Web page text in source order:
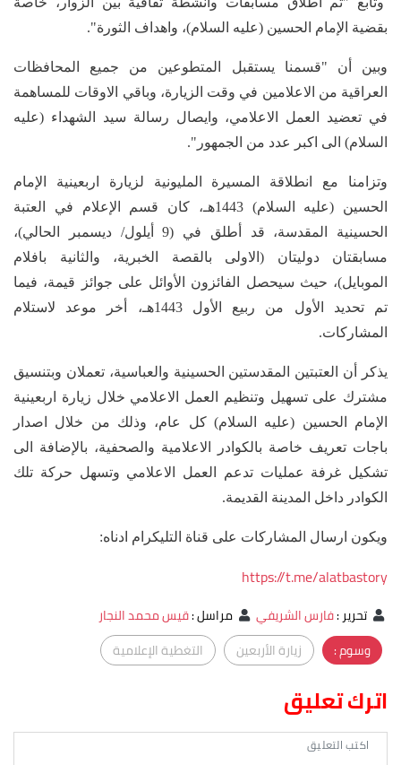
بقضية الإمام الحسين (عليه السلام)، واهداف الثورة".
وبين أن "قسمنا يستقبل المتطوعين من جميع المحافظات
العراقية من الاعلامين في وقت الزيارة، وباقي الاوقات للمساهمة
في تعضيد العمل الاعلامي، وايصال رسالة سيد الشهداء (عليه
السلام) الى اكبر عدد من الجمهور".
وتزامنا مع انطلاقة المسيرة المليونية لزيارة اربعينية الإمام
الحسين (عليه السلام) 1443هـ، كان قسم الإعلام في العتبة
الحسينية المقدسة، قد أطلق في (9 أيلول/ ديسمبر الحالي)،
مسابقتان دوليتان (الاولى بالقصة الخبرية، والثانية بافلام
الموبايل)، حيث سيحصل الفائزون الأوائل على جوائز قيمة، فيما
تم تحديد الأول من ربيع الأول 1443هـ، أخر موعد لاستلام
المشاركات.
يذكر أن العتبتين المقدستين الحسينية والعباسية، تعملان وبتنسيق
مشترك على تسهيل وتنظيم العمل الاعلامي خلال زيارة اربعينية
الإمام الحسين (عليه السلام) كل عام، وذلك من خلال اصدار
باجات تعريف خاصة بالكوادر الاعلامية والصحفية، بالإضافة الى
تشكيل غرفة عمليات تدعم العمل الاعلامي وتسهل حركة تلك
الكوادر داخل المدينة القديمة.
ويكون ارسال المشاركات على قناة التليكرام ادناه:
https://t.me/alatbastory
تحرير:فارس الشريفي مراسل:قيس محمد النجار
وسوم :
زيارة الأربعين التغطية الإعلامية
اترك تعليق